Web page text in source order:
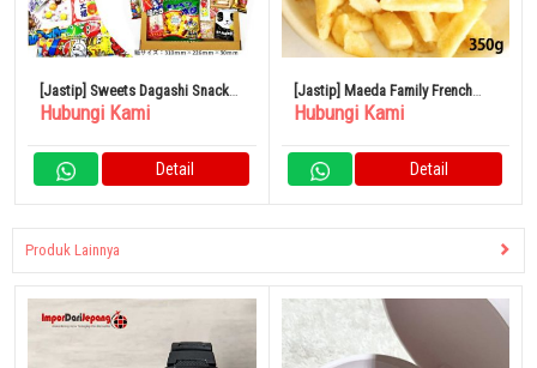
[Jastip] Sweets Dagashi Snacks
SP 45 Macam
Hubungi Kami
Detail
[Jastip] Maeda Family French
Fries Snack 350g Kentang
Hubungi Kami
Detail
Produk Lainnya